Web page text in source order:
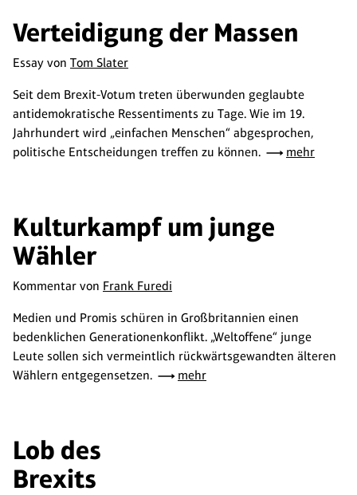
Verteidigung der Massen
Essay von Tom Slater
Seit dem Brexit-Votum treten überwunden geglaubte
antidemokratische Ressentiments zu Tage. Wie im 19.
Jahrhundert wird „einfachen Menschen“ abgesprochen,
politische Entscheidungen treffen zu können.
mehr
Kulturkampf um junge
Wähler
Kommentar von Frank Furedi
Medien und Promis schüren in Großbritannien einen
bedenklichen Generationenkonflikt. „Weltoffene“ junge
Leute sollen sich vermeintlich rückwärtsgewandten älteren
Wählern entgegensetzen.
mehr
Lob des
Brexits